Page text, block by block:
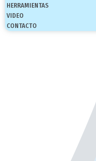
HERRAMIENTAS
VIDEO
CONTACTO